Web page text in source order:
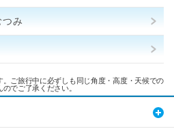
み
ご旅行中に必ずしも同じ角度・高度・天候での
でご了承ください。